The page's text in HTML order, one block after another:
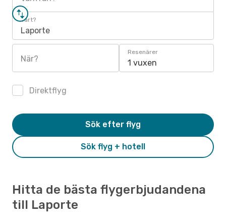
Vart?
Laporte
När?
Resenärer
1 vuxen
Direktflyg
Sök flyg + hotell
Sök efter flyg
Hitta de bästa flygerbjudandena
till Laporte